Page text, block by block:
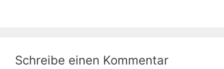
Schreibe einen Kommentar